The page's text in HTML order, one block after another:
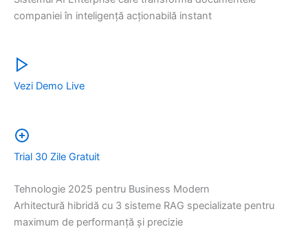
companiei în inteligență acționabilă instant
Vezi Demo Live
Trial 30 Zile Gratuit
Tehnologie 2025 pentru Business Modern
Arhitectură hibridă cu 3 sisteme RAG specializate pentru
maximum de performanță și precizie